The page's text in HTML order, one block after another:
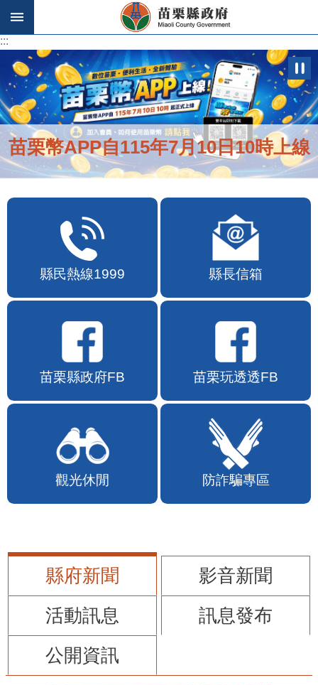
跳到主要內容區塊
:::
苗栗幣APP自115年7月10日10時上線
縣民熱線1999 縣長信箱
苗栗縣政府FB 苗栗玩透透FB
觀光休閒 防詐騙專區
縣府新聞
影音新聞
活動訊息
訊息發布
公開資訊